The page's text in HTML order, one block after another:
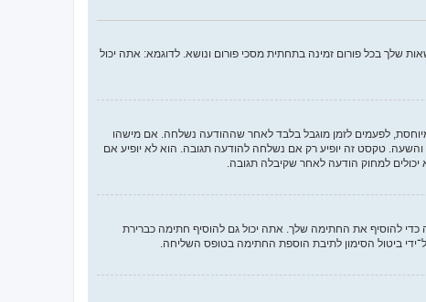
שלך בכל פורום זמינה בתחתית מסכי פורום ונושא. לדוגמא: אתה יכול
לפעמים לזמן מוגבל בלבד לאחר שההודעה נשלחה. אם מישהו
טקסט זה יופיע רק אם נשלחה להודעה תגובה. הוא לא יופיע אם
למחוק הודעה לאחר שקיבלה תגובה.
להוסיף את החתימה שלך. אתה יכול גם להוסיף חתימה כברירת
ביטול הסימון לתיבת הוספת החתימה בטופס השליחה.